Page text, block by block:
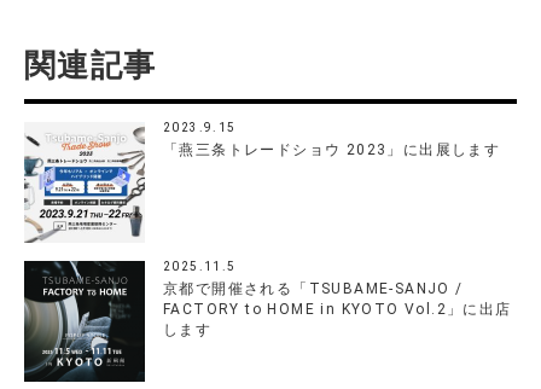
関連記事
2023.9.15
「燕三条トレードショウ 2023」に出展します
2025.11.5
京都で開催される「TSUBAME-SANJO /
FACTORY to HOME in KYOTO Vol.2」に出店
します